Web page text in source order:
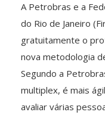
A Petrobras e a
do Rio de Janeiro
gratuitamente o
nova metodologia
Segundo a
multiplex, é mais
avaliar várias